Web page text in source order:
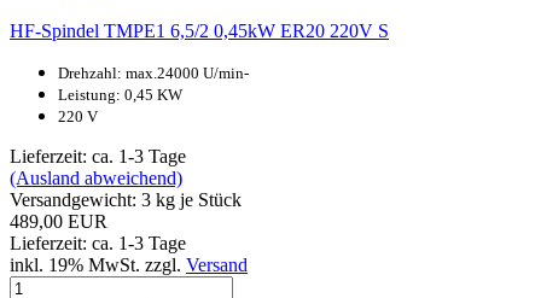
HF-Spindel TMPE1 6,5/2 0,45kW ER20 220V S
Drehzahl: max.24000 U/min-
Leistung: 0,45 KW
220 V
Lieferzeit: ca. 1-3 Tage
(Ausland abweichend)
Versandgewicht: 3 kg je Stück
489,00 EUR
Lieferzeit: ca. 1-3 Tage
inkl. 19% MwSt. zzgl. Versand